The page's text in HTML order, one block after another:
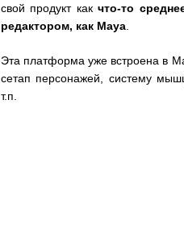
свой продукт какчто-то
редактором, как Maya
Эта платформа уже встроена в
сетап персонажей, систему
т.п.